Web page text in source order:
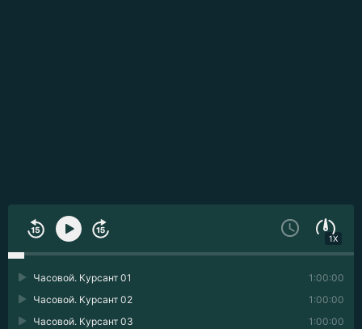
1X
1:00:00
Часовой. Курсант 01
1:00:00
Часовой. Курсант 02
1:00:00
Часовой. Курсант 03